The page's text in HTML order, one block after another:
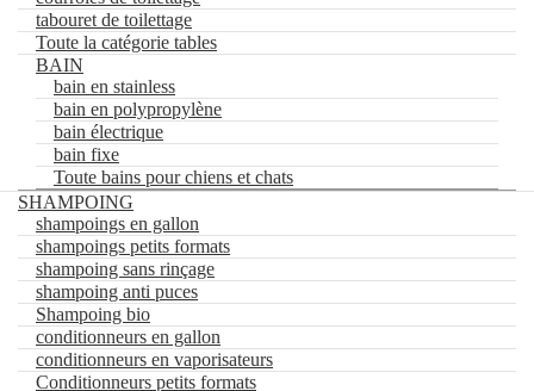
table hydraulique
tables pliables, transportables
bras de toilettage
courroies de toilettage
tabouret de toilettage
Toute la catégorie tables
BAIN
bain en stainless
bain en polypropylène
bain électrique
bain fixe
Toute bains pour chiens et chats
SHAMPOING
shampoings en gallon
shampoings petits formats
shampoing sans rinçage
shampoing anti puces
Shampoing bio
tabouret de toilettage
Toute la catégorie tables
BAIN
bain en stainless
bain en polypropylène
bain électrique
bain fixe
Toute bains pour chiens et chats
SHAMPOING
shampoings en gallon
shampoings petits formats
shampoing sans rinçage
shampoing anti puces
Shampoing bio
conditionneurs en gallon
conditionneurs en vaporisateurs
Conditionneurs petits formats